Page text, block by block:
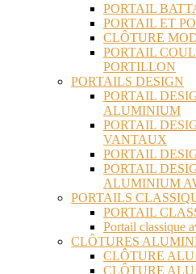
PORTAIL
PORTAIL ET
CLÔTURE
PORTAIL
PORTILLON
PORTAILS DESIGN
PORTAIL
ALUMINIUM
PORTAIL
VANTAUX
PORTAIL
PORTAIL
ALUMINIUM
PORTAILS
PORTAIL
Portail classique
CLÔTURES
CLÔTURE
CLÔTURE